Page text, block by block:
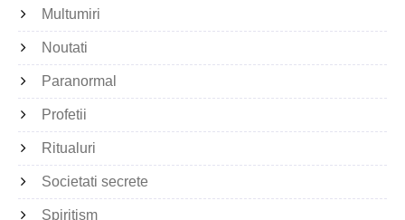
Multumiri
Noutati
Paranormal
Profetii
Ritualuri
Societati secrete
Spiritism